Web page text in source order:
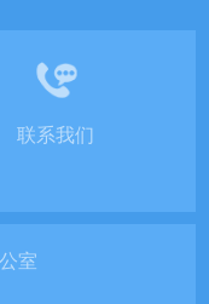
联系我们
室